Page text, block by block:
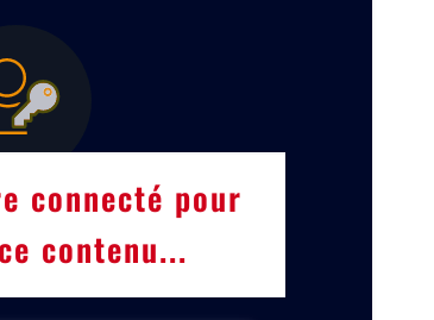
connecté pour
contenu...